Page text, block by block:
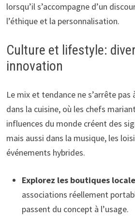
lorsqu’il s’accompagne d’un
l’éthique et la personnalisation.
Culture et lifestyle:
innovation
Le mix et tendance ne s’arrête pas
dans la cuisine, où les chefs
influences du monde créent des
mais aussi dans la musique, les
événements hybrides.
Explorez les boutiques
associations réellement
passent du concept à l’usage.